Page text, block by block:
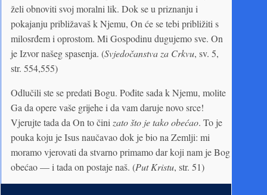
želi obnoviti svoj moralni lik. Dok se u priznanju i
pokajanju približavaš k Njemu, On će se tebi približiti s
milosrđem i oprostom. Mi Gospodinu dugujemo sve. On
je Izvor našeg spasenja. (Svjedočanstva za Crkvu, sv. 5,
str. 554,555)
Odlučili ste se predati Bogu. Pođite sada k Njemu, molite
Ga da opere vaše grijehe i da vam daruje novo srce!
Vjerujte tada da On to čini zato što je tako obećao. To je
pouka koju je Isus naučavao dok je bio na Zemlji: mi
moramo vjerovati da stvarno primamo dar koji nam je Bog
obećao — i tada on postaje naš. (Put Kristu, str. 51)